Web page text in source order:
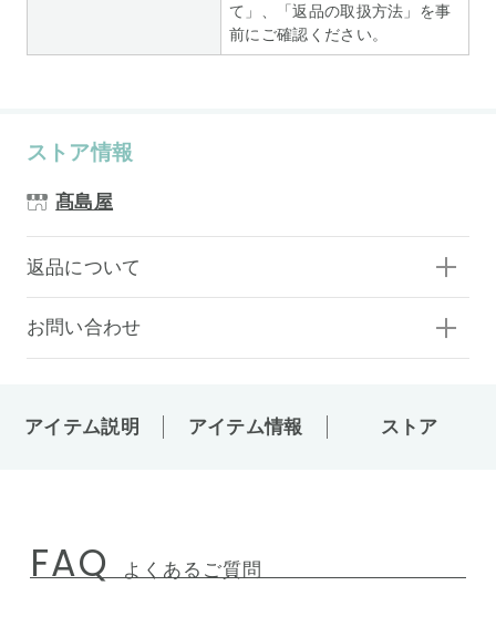
て」、「返品の取扱方法」を事
前にご確認ください。
ストア情報
髙島屋
返品について
お問い合わせ
アイテム説明 アイテム情報 ストア
FAQ よくあるご質問